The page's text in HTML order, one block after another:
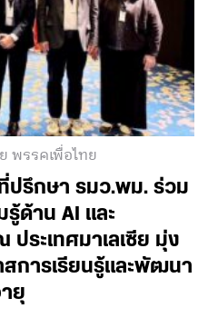
พรรคเพื่อไทย
ปรึกษา รมว.พม. ร่วม
รู้ด้าน AI และ
ระเทศมาเลเซีย มุ่ง
สการเรียนรู้และพัฒนา
ยุ